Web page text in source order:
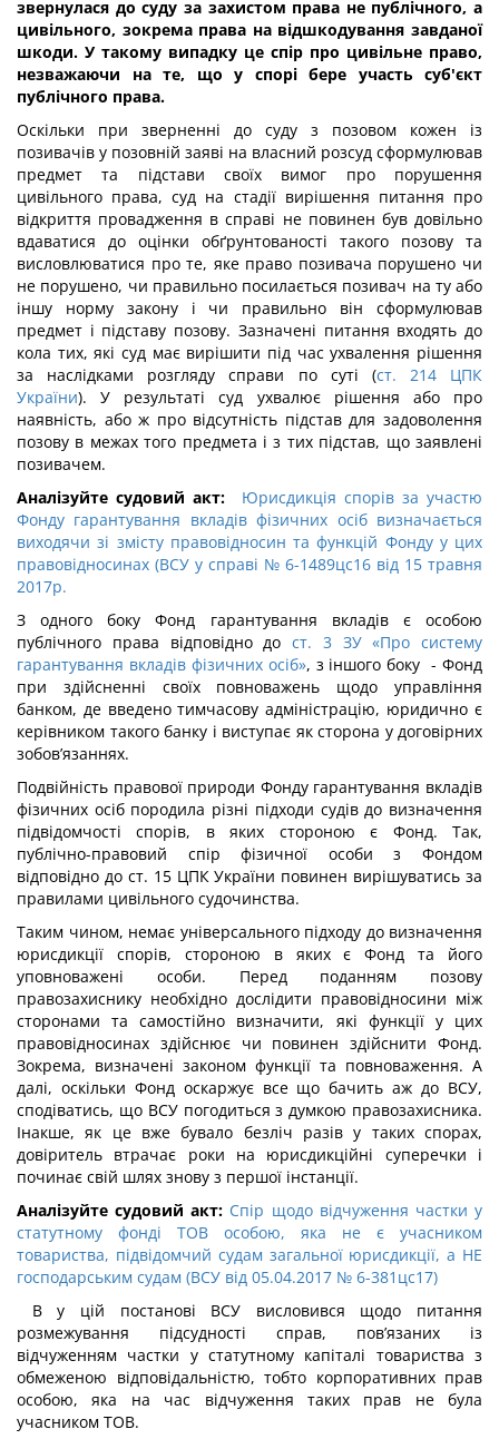
звернулася до суду за захистом права не публічного, а
цивільного, зокрема права на відшкодування завданої
шкоди. У такому випадку це спір про цивільне право,
незважаючи на те, що у спорі бере участь суб'єкт
публічного права.
Оскільки при зверненні до суду з позовом кожен із
позивачів у позовній заяві на власний розсуд сформулював
предмет та підстави своїх вимог про порушення
цивільного права, суд на стадії вирішення питання про
відкриття провадження в справі не повинен був довільно
вдаватися до оцінки обґрунтованості такого позову та
висловлюватися про те, яке право позивача порушено чи
не порушено, чи правильно посилається позивач на ту або
іншу норму закону і чи правильно він сформулював
предмет і підставу позову. Зазначені питання входять до
кола тих, які суд має вирішити під час ухвалення рішення
за наслідками розгляду справи по суті (ст. 214 ЦПК
України). У результаті суд ухвалює рішення або про
наявність, або ж про відсутність підстав для задоволення
позову в межах того предмета і з тих підстав, що заявлені
позивачем.
Аналізуйте судовий акт:
Юрисдикція спорів за участю
Фонду гарантування вкладів фізичних осіб визначається
виходячи зі змісту правовідносин та функцій Фонду у цих
правовідносинах (ВСУ у справі № 6-1489цс16 від 15 травня
2017р.
З одного боку Фонд гарантування вкладів є особою
публічного права відповідно до ст. 3 ЗУ «Про систему
гарантування вкладів фізичних осіб», з іншого боку - Фонд
при здійсненні своїх повноважень щодо управління
банком, де введено тимчасову адміністрацію, юридично є
керівником такого банку і виступає як сторона у договірних
зобов’язаннях.
Подвійність правової природи Фонду гарантування вкладів
фізичних осіб породила різні підходи судів до визначення
підвідомчості спорів, в яких стороною є Фонд. Так,
публічно-правовий спір фізичної особи з Фондом
відповідно до ст. 15 ЦПК України повинен вирішуватись за
правилами цивільного судочинства.
Таким чином, немає універсального підходу до визначення
юрисдикції спорів, стороною в яких є Фонд та його
уповноважені особи. Перед поданням позову
правозахиснику необхідно дослідити правовідносини між
сторонами та самостійно визначити, які функції у цих
правовідносинах здійснює чи повинен здійснити Фонд.
Зокрема, визначені законом функції та повноваження. А
далі, оскільки Фонд оскаржує все що бачить аж до ВСУ,
сподіватись, що ВСУ погодиться з думкою правозахисника.
Інакше, як це вже бувало безліч разів у таких спорах,
довіритель втрачає роки на юрисдикційні суперечки і
починає свій шлях знову з першої інстанції.
Аналізуйте судовий акт: Спір щодо відчуження частки у
статутному фонді ТОВ особою, яка не є учасником
товариства, підвідомчий судам загальної юрисдикції, а НЕ
господарським судам (ВСУ від 05.04.2017 № 6-381цс17)
В у цій постанові ВСУ висловився щодо питання
розмежування підсудності справ, пов’язаних із
відчуженням частки у статутному капіталі товариства з
обмеженою відповідальністю, тобто корпоративних прав
особою, яка на час відчуження таких прав не була
учасником ТОВ.